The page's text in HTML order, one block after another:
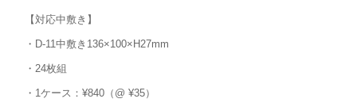
【対応中敷き】
・D-11中敷き136×100×H27mm
・24枚組
・1ケース：¥840（@ ¥35）